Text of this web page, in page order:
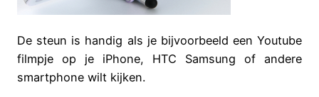
De steun is handig als je bijvoorbeeld een Youtube
filmpje op je iPhone, HTC Samsung of andere
smartphone wilt kijken.